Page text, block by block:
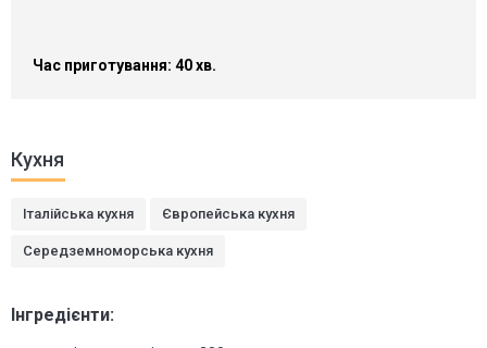
Час приготування: 40 хв.
Кухня
Італійська кухня Європейська кухня
Середземноморська кухня
Інгредієнти: